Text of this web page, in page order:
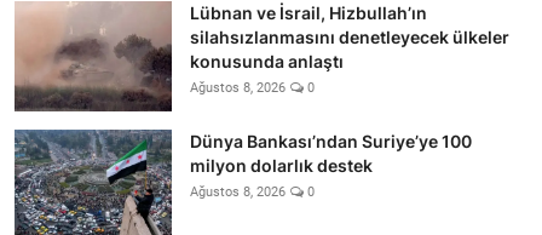
Lübnan ve İsrail, Hizbullah’ın
silahsızlanmasını denetleyecek ülkeler
konusunda anlaştı
Ağustos 8, 2026 0
Dünya Bankası’ndan Suriye’ye 100
milyon dolarlık destek
Ağustos 8, 2026 0